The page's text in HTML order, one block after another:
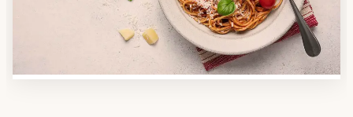
Region gibt und welcher am besten zu Ihnen passt.
Verschaffen Sie sich auch einen Überblick über die
Essen auf Rädern-Kosten.